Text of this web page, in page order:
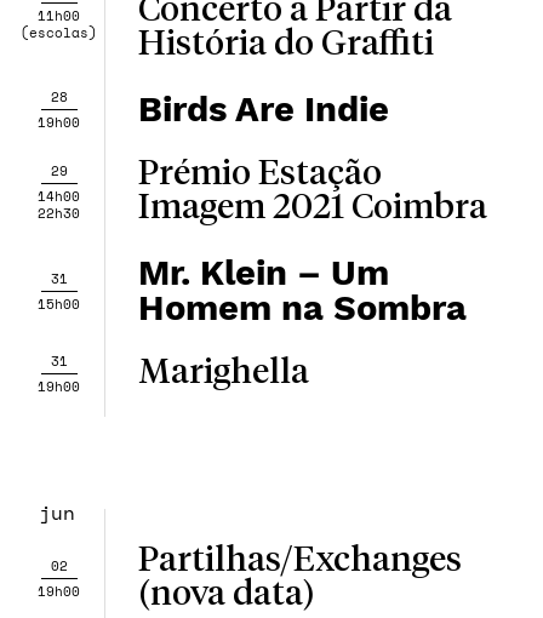
11h00
(escolas)
Concerto a Partir da
História do Graffiti
28
19h00
Birds Are Indie
29
14h00
22h30
Prémio Estação
Imagem 2021 Coimbra
31
15h00
Mr. Klein – Um
Homem na Sombra
31
19h00
Marighella
jun
02
19h00
Partilhas/Exchanges
(nova data)